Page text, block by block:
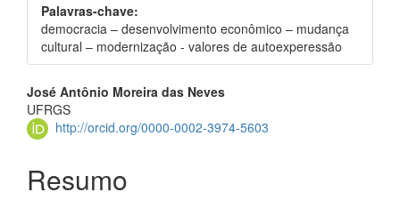
Palavras-chave:
democracia – desenvolvimento econômico – mudança
cultural – modernização - valores de autoexperessão
José Antônio Moreira das Neves
UFRGS
http://orcid.org/0000-0002-3974-5603
Resumo